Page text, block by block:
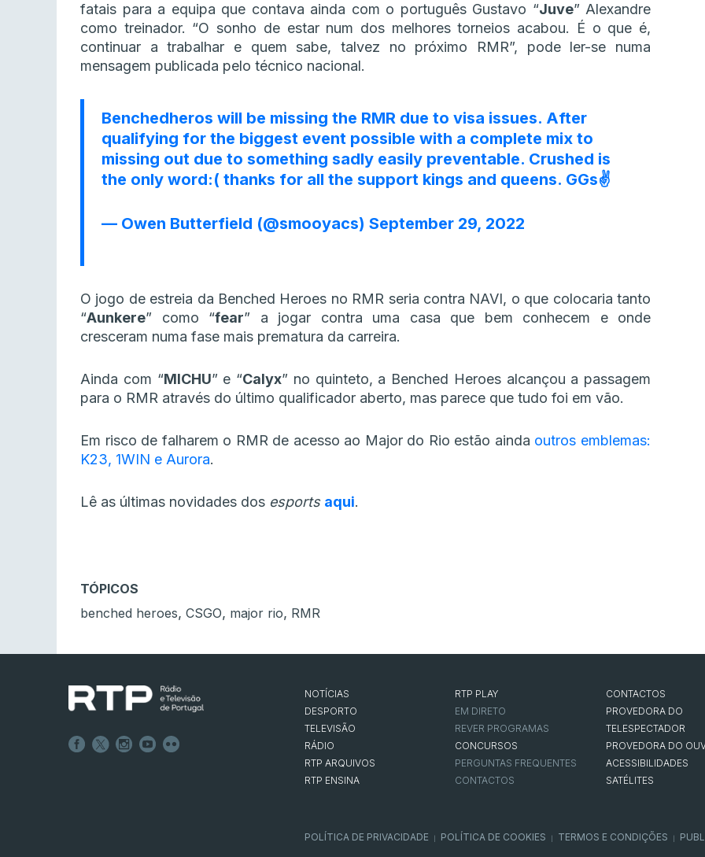
fatais para a equipa que contava ainda com o português Gustavo “Juve” Alexandre
como treinador. “O sonho de estar num dos melhores torneios acabou. É o que é,
continuar a trabalhar e quem sabe, talvez no próximo RMR”, pode ler-se numa
mensagem publicada pelo técnico nacional.
Benchedheros will be missing the RMR due to visa issues. After
qualifying for the biggest event possible with a complete mix to
missing out due to something sadly easily preventable. Crushed is
the only word:( thanks for all the support kings and queens. GGs✌️
— Owen Butterfield (@smooyacs) September 29, 2022
O jogo de estreia da Benched Heroes no RMR seria contra NAVI, o que colocaria tanto
“Aunkere” como “fear” a jogar contra uma casa que bem conhecem e onde
cresceram numa fase mais prematura da carreira.
Ainda com “MICHU” e “Calyx” no quinteto, a Benched Heroes alcançou a passagem
para o RMR através do último qualificador aberto, mas parece que tudo foi em vão.
Em risco de falharem o RMR de acesso ao Major do Rio estão ainda outros emblemas:
K23, 1WIN e Aurora.
Lê as últimas novidades dos esports aqui.
TÓPICOS
benched heroes, CSGO, major rio, RMR
NOTÍCIAS
DESPORTO
TELEVISÃO
RÁDIO
RTP ARQUIVOS
RTP ENSINA
RTP PLAY
EM DIRETO
REVER PROGRAMAS
CONCURSOS
PERGUNTAS FREQUENTES
CONTACTOS
CONTACTOS
PROVEDORA DO
TELESPECTADOR
PROVEDORA DO
ACESSIBILIDADES
SATÉLITES
POLÍTICA DE PRIVACIDADE POLÍTICA DE COOKIES TERMOS E CONDIÇÕES